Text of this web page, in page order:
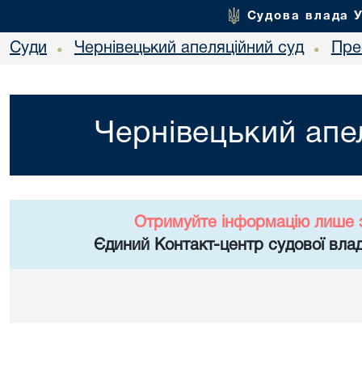
Судова влада
Суди • Чернівецький апеляційний суд •
Чернівецький
Отримуйте інформацію лише
Єдиний Контакт-центр судової